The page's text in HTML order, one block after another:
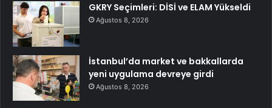
GKRY Seçimleri: DİSİ ve ELAM Yükseldi
Ağustos 8, 2026
İstanbul’da market ve bakkallarda
yeni uygulama devreye girdi
Ağustos 8, 2026